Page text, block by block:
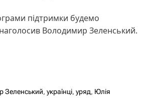
підтримки будемо
Володимир Зеленський.
Зеленський, українці, уряд, Юлія